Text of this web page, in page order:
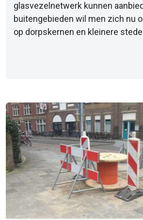
glasvezelnetwerk kunnen
buitengebieden wil men zich nu
op dorpskernen en kleinere